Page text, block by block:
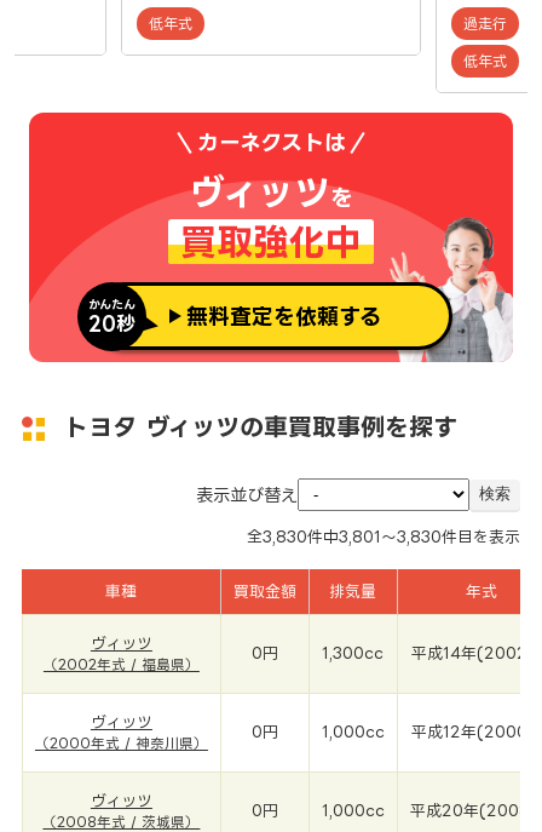
低年式 過走行
低年式
カーネクストは
ヴィッツを
買取強化中
かんたん
20秒 無料査定を依頼する
トヨタ ヴィッツの車買取事例を探す
表示並び替え
全3,830件中3,801～3,830件目を表示
車種 買取金額 排気量 年式
ヴィッツ
（2002年式 / 福島県）
0円 1,300cc 平成14年(2002
ヴィッツ
（2000年式 / 神奈川県）
0円 1,000cc 平成12年(2000
ヴィッツ
（2008年式 / 茨城県）
0円 1,000cc 平成20年(2008